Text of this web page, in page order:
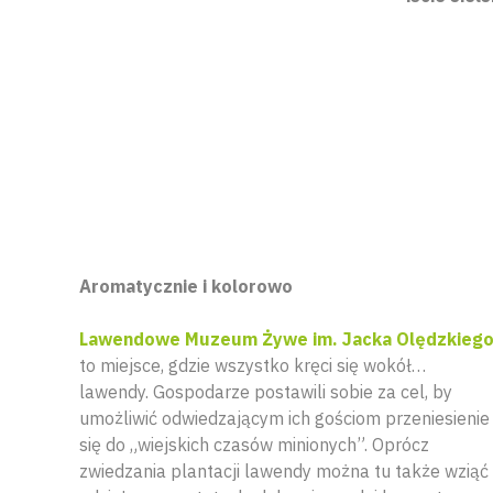
Aromatycznie i kolorowo
Lawendowe Muzeum Żywe im. Jacka Olędzkiego
to miejsce, gdzie wszystko kręci się wokół…
lawendy. Gospodarze postawili sobie za cel, by
umożliwić odwiedzającym ich gościom przeniesienie
się do „wiejskich czasów minionych”. Oprócz
zwiedzania plantacji lawendy można tu także wziąć